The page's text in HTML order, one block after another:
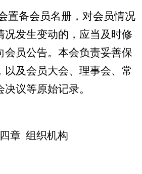
置备会员名册，对会员情况
况发生变动的，应当及时修
会员公告。本会负责妥善保
以及会员大会、理事会、常
议等原始记录。
章 组织机构